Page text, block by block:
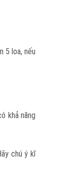
5 loa, nếu
khả năng
chú ý kĩ